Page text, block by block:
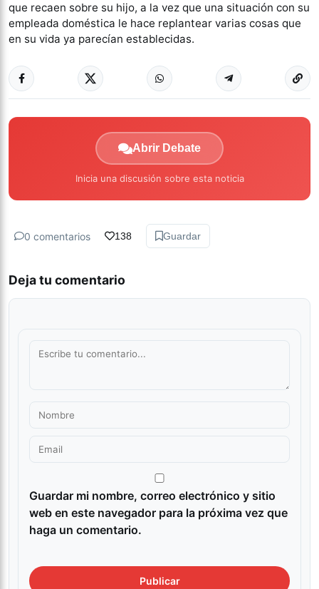
que recaen sobre su hijo, a la vez que una situación con su
empleada doméstica le hace replantear varias cosas que
en su vida ya parecían establecidas.
Abrir Debate
Inicia una discusión sobre esta noticia
0 comentarios 138 Guardar
Deja tu comentario
Guardar mi nombre, correo electrónico y sitio
web en este navegador para la próxima vez que
haga un comentario.